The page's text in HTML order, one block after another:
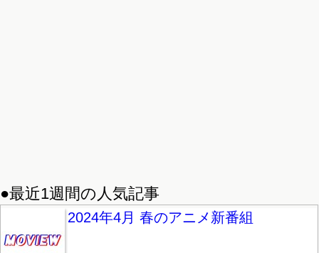
●最近1週間の人気記事
2024年4月 春のアニメ新番組